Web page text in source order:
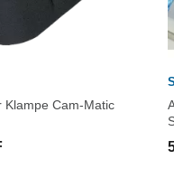
Klampe Cam-Matic